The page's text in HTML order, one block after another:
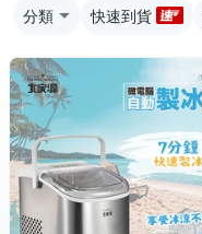
分類 快速到貨